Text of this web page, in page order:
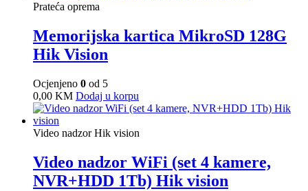
Prateća oprema
Memorijska kartica MikroSD 128G
Hik Vision
Ocjenjeno 0 od 5
0,00 KM Dodaj u korpu
Video nadzor Hik vision
Video nadzor WiFi (set 4 kamere,
NVR+HDD 1Tb) Hik vision